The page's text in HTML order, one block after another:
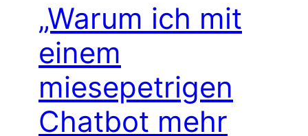
„Warum ich mit
einem
miesepetrigen
Chatbot mehr